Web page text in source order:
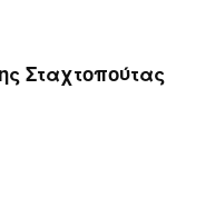
Σταχτοπούτας